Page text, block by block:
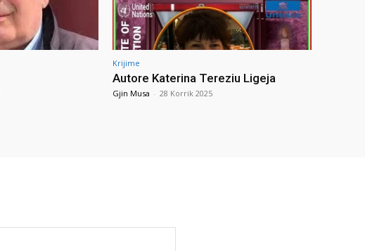
Krijime
Autore Katerina Tereziu Ligeja
Gjin Musa - 28 Korrik 2025